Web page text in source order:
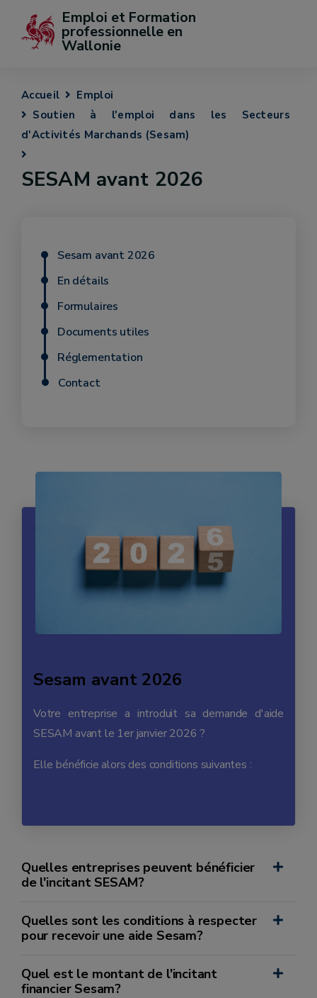
Emploi et Formation
professionnelle en
Wallonie
Accueil
Emploi
Soutien à l'emploi dans les Secteurs
d'Activités Marchands (Sesam)
SESAM avant 2026
Sesam avant 2026
En détails
Formulaires
Documents utiles
Réglementation
Contact
Sesam avant 2026
Votre entreprise a introduit sa demande d'aide
SESAM avant le 1er janvier 2026 ?
Elle bénéficie alors des conditions suivantes :
Quelles entreprises peuvent bénéficier
de l'incitant SESAM?
Quelles sont les conditions à respecter
pour recevoir une aide Sesam?
Quel est le montant de l'incitant
financier Sesam?